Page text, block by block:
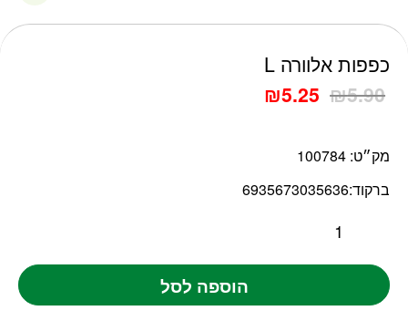
כפפות אלוורה L
₪5.90
₪5.25
מק״ט: 100784
ברקוד:6935673035636
כמות כפפות אלוורה L
הוספה לסל